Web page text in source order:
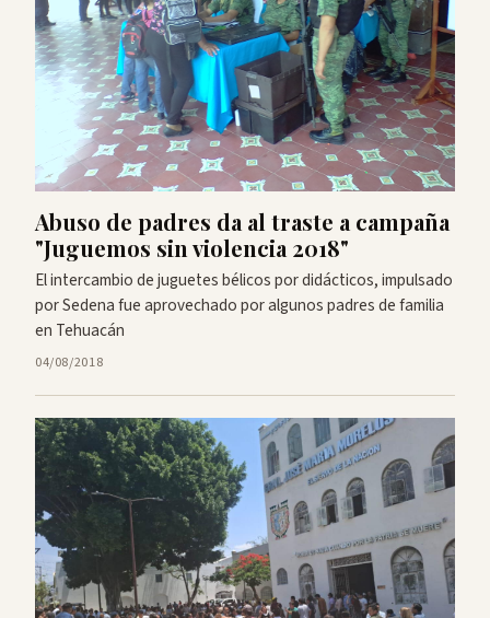
Abuso de padres da al traste a campaña
"Juguemos sin violencia 2018"
El intercambio de juguetes bélicos por didácticos, impulsado
por Sedena fue aprovechado por algunos padres de familia
en Tehuacán
04/08/2018